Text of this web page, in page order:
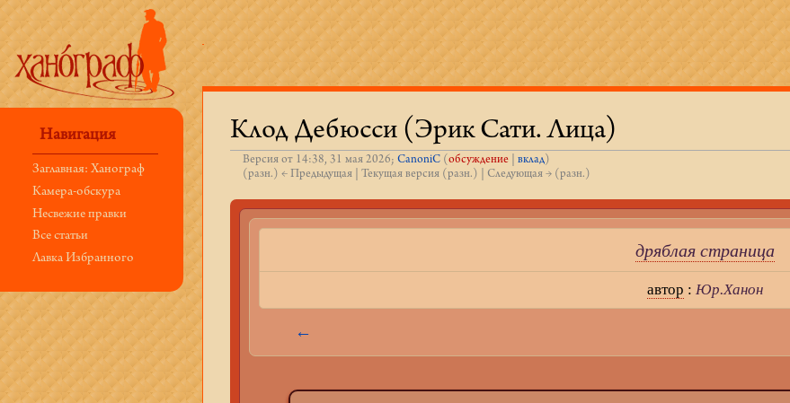
Клод Дебюсси (Эрик Сати. Лица)
Версия от 14:38, 31 мая 2026;CanoniC (обсуждение |вклад)
(разн.) ← Предыдущая | Текущая версия (разн.) | Следующая → (разн.)
дряблая страница
автор : Юр.Ханон
←
Навигация
Заглавная: Ханограф
Камера-обскура
Несвежие правки
Все статьи
Лавка Избранного